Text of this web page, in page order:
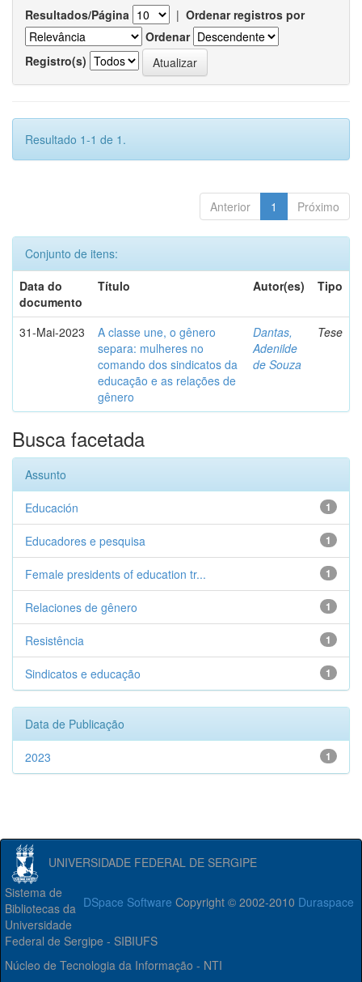
Resultados/Página | Ordenar registros por
Ordenar
Registro(s)
Resultado 1-1 de 1.
Anterior 1 Próximo
Conjunto de itens:
Data do
documento
Título Autor(es) Tipo
31-Mai-2023
A classe une, o gênero
separa: mulheres no
comando dos sindicatos da
educação e as relações de
gênero
Dantas,
Adenilde
de Souza
Tese
Busca facetada
Assunto
1
Educación
1
Educadores e pesquisa
1
Female presidents of education tr...
1
Relaciones de gênero
1
Resistência
1
Sindicatos e educação
Data de Publicação
1
2023
UNIVERSIDADE FEDERAL DE SERGIPE
DSpace Software Copyright © 2002-2010 Duraspace
Sistema de
Bibliotecas da
Universidade
Federal de Sergipe - SIBIUFS
Núcleo de Tecnologia da Informação - NTI